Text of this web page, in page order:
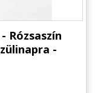
Rózsaszín
-